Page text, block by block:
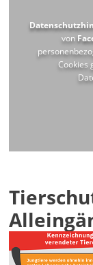
von
Cookies